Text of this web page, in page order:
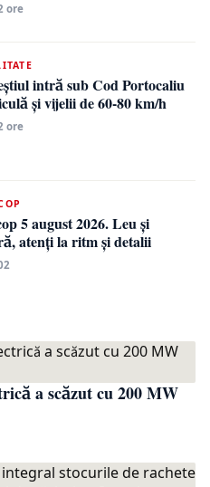
ore
intră sub Cod Portocaliu
și vijelii de 60-80 km/h
ore
5 august 2026. Leu și
atenți la ritm și detalii
a scăzut cu 200 MW